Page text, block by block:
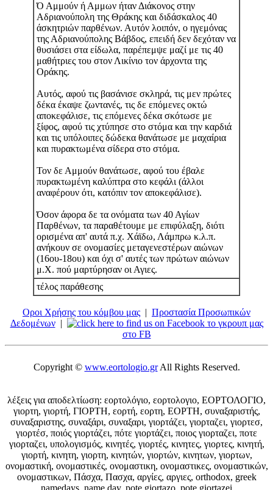
Ό Αμμούν ή Αμμων ήταν Διάκονος στην
Αδριανούπολη της Θράκης και διδάσκαλος 40
άσκητριών παρθένων. Αυτόν λοιπόν, ο ηγεμόνας
της Αδριανούπολης Βάβδος, επειδή δεν δεχόταν να
θυσιάσει στα είδωλα, παρέπεμψε μαζί με τις 40
μαθήτριες του στον Λικίνιο τον άρχοντα της
Οράκης.
Αυτός, αφού τις βασάνισε σκληρά, τις μεν πρώτες
δέκα έκαψε ζωντανές, τις δε επόμενες οκτώ
αποκεφάλισε, τις επόμενες δέκα σκότωσε με
ξίφος, αφού τις χτύπησε στο στόμα και την καρδιά
και τις υπόλοιπες δώδεκα θανάτωσε με μαχαίρια
και πυρακτωμένα σίδερα στο στόμα.
Τον δε Αμμούν θανάτωσε, αφού του έβαλε
πυρακτωμένη καλύπτρα στο κεφάλι (άλλοι
αναφέρουν ότι, κατόπιν τον αποκεφάλισε).
Όσον άφορα δε τα ονόματα των 40 Αγίων
Παρθένων, τα παραθέτουμε με επιφύλαξη, διότι
ορισμένα απ' αυτά π.χ. Χάϊδω, Λάμπρω κ.λ.π.
ανήκουν σε ονομασίες μεταγενεστέρων αιώνων
(16ου-18ου) και όχι σ' αυτές των πρώτων αιώνων
μ.Χ. πού μαρτύρησαν οι Αγιες.
τέλος παράθεσης
Οροι Χρήσης του κόμβου μας | Προστασία Προσωπικών
Δεδομένων|
το γκρουπ μας
στο FB
Copyright © www.eortologio.grAll Rights Reserved.
λέξεις για αποδελτίωση: εορτολόγιο, εορτολογιο, ΕΟΡΤΟΛΟΓΙΟ,
γιορτη, γιορτή, ΓΙΟΡΤΗ, εορτή, εορτη, ΕΟΡΤΗ, συναξαριστής,
συναξαριστης, συναξάρι, συναξαρι, γιορτάζει, γιορταζει, γιορτεσ,
γιορτέσ, ποιός γιορτάζει, πότε γιορτάζει, ποιος γιορταζει, ποτε
γιορταζει, υπολογισμός, κινητές, γιορτές, κινητες, γιορτες, κινητή,
γιορτή, κινητη, γιορτη, κινητών, γιορτών, κινητων, γιορτων,
ονομαστική, ονομαστικές, ονομαστικη, ονομαστικες, ονομαστικών,
ονομαστικων, Πάσχα, Πασχα, αργίες, αργιες, orthodox, greek
namedays, name day, pote giortazo, pote giortazei